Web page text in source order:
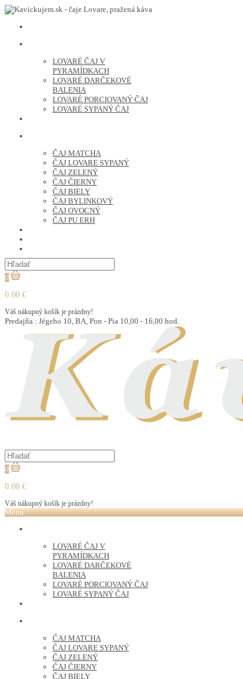
LOVARÉ ČAJ V
PYRAMÍDKACH
LOVARÉ DARČEKOVÉ
BALENIA
LOVARÉ PORCIOVANÝ ČAJ
LOVARÉ SYPANÝ ČAJ
ČAJ MATCHA
ČAJ LOVARE SYPANÝ
ČAJ ZELENÝ
ČAJ ČIERNY
ČAJ BIELY
ČAJ BYLINKOVÝ
ČAJ OVOCNÝ
ČAJ PU ERH
0
0.00 €
Váš nákupný košík je prázdny!
Predajňa : Jégeho 10, BA, Pon - Pia 10,00 - 16,00 hod.
0
0.00 €
Váš nákupný košík je prázdny!
Menu
LOVARÉ ČAJ V
PYRAMÍDKACH
LOVARÉ DARČEKOVÉ
BALENIA
LOVARÉ PORCIOVANÝ ČAJ
LOVARÉ SYPANÝ ČAJ
ČAJ MATCHA
ČAJ LOVARE SYPANÝ
ČAJ ZELENÝ
ČAJ ČIERNY
ČAJ BIELY